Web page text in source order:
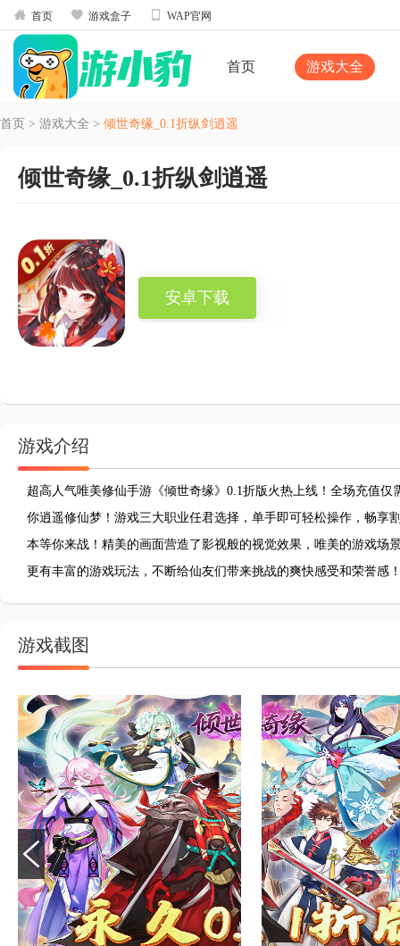
 首页  游戏盒子  WAP官网
首页 游戏大全
首页 > 游戏大全 > 倾世奇缘_0.1折纵剑逍遥
倾世奇缘_0.1折纵剑逍遥
安卓下载
游戏介绍
超高人气唯美修仙手游《倾世奇缘》0.1折版火热上线！全场充值
你逍遥修仙梦！游戏三大职业任君选择，单手即可轻松操作，畅享
本等你来战！精美的画面营造了影视般的视觉效果，唯美的游戏场
更有丰富的游戏玩法，不断给仙友们带来挑战的爽快感受和荣誉感
游戏截图